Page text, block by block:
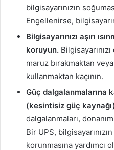
bilgisayarınızın
Engellenirse,
Bilgisayarınızı aşırı
koruyun.
maruz bırakmaktan
kullanmaktan kaçının.
Güç dalgalanmalarına
(kesintisiz güç
dalgalanmaları,
Bir UPS,
korunmasına yardımcı